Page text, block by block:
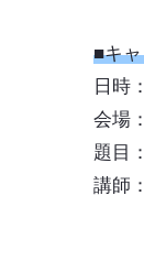
■キ
日時
会場
題目
講師